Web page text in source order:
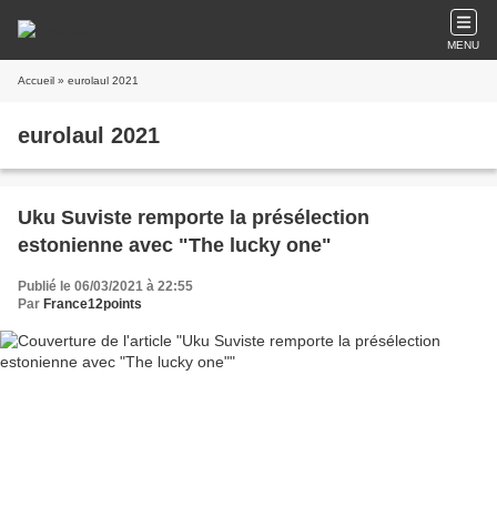
MENU
Accueil » eurolaul 2021
eurolaul 2021
Uku Suviste remporte la présélection
estonienne avec "The lucky one"
Publié le 06/03/2021 à 22:55
Par France12points